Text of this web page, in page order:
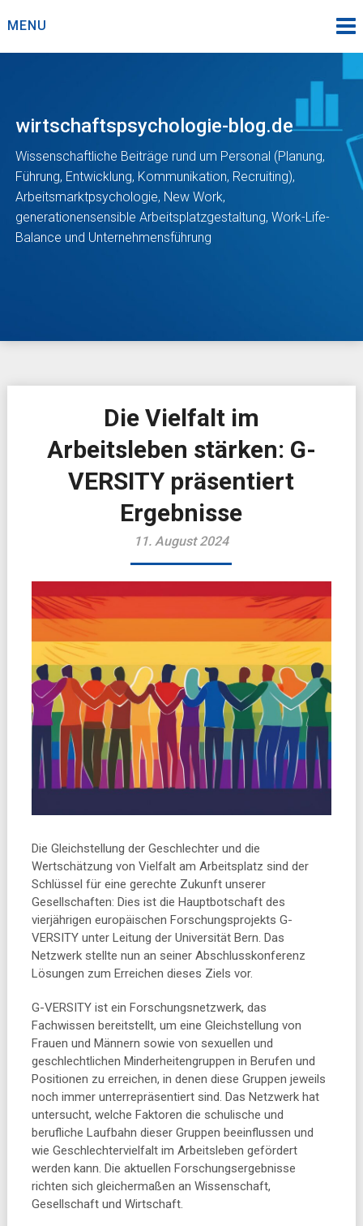
toMENU
wirtschaftspsychologie-blog.de
Wissenschaftliche Beiträge rund um Personal (Planung,
Führung, Entwicklung, Kommunikation, Recruiting),
Arbeitsmarktpsychologie, New Work,
generationensensible Arbeitsplatzgestaltung, Work-Life-
Balance und Unternehmensführung
Die Vielfalt im
Arbeitsleben stärken: G-
VERSITY präsentiert
Ergebnisse
11. August 2024
Die Gleichstellung der Geschlechter und die
Wertschätzung von Vielfalt am Arbeitsplatz sind der
Schlüssel für eine gerechte Zukunft unserer
Gesellschaften: Dies ist die Hauptbotschaft des
vierjährigen europäischen Forschungsprojekts G-
VERSITY unter Leitung der Universität Bern. Das
Netzwerk stellte nun an seiner Abschlusskonferenz
Lösungen zum Erreichen dieses Ziels vor.
G-VERSITY ist ein Forschungsnetzwerk, das
Fachwissen bereitstellt, um eine Gleichstellung von
Frauen und Männern sowie von sexuellen und
geschlechtlichen Minderheitengruppen in Berufen und
Positionen zu erreichen, in denen diese Gruppen jeweils
noch immer unterrepräsentiert sind. Das Netzwerk hat
untersucht, welche Faktoren die schulische und
berufliche Laufbahn dieser Gruppen beeinflussen und
wie Geschlechtervielfalt im Arbeitsleben gefördert
werden kann. Die aktuellen Forschungsergebnisse
richten sich gleichermaßen an Wissenschaft,
Gesellschaft und Wirtschaft.